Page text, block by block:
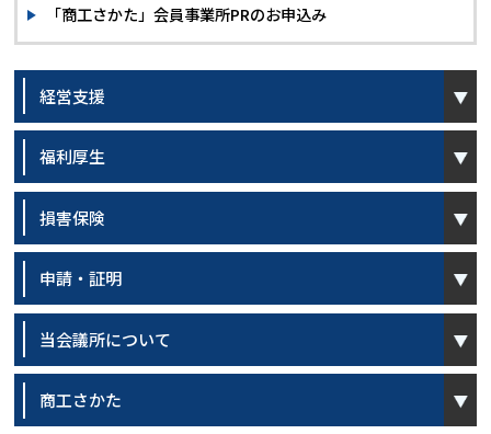
「商工さかた」会員事業所PRのお申込み
経営支援
福利厚生
損害保険
申請・証明
当会議所について
商工さかた